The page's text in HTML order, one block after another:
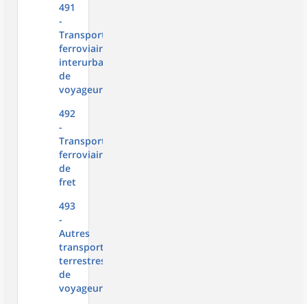
491
-
Transport
ferroviaire
interurbain
de
voyageurs
492
-
Transports
ferroviaires
de
fret
493
-
Autres
transports
terrestres
de
voyageurs